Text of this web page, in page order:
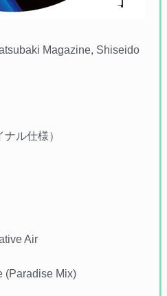
Magazine, Shiseido
ル仕様）
Air
Mix)